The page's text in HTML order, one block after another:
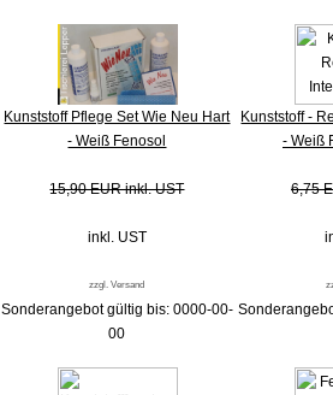
Kunststoff Pflege Set Wie Neu Hart
- Weiß Fenosol
15,90 EUR inkl. UST
inkl. UST
zzgl. Versand
Sonderangebot gültig bis: 0000-00-
00
Kunststoff -
- Weiß
6,75